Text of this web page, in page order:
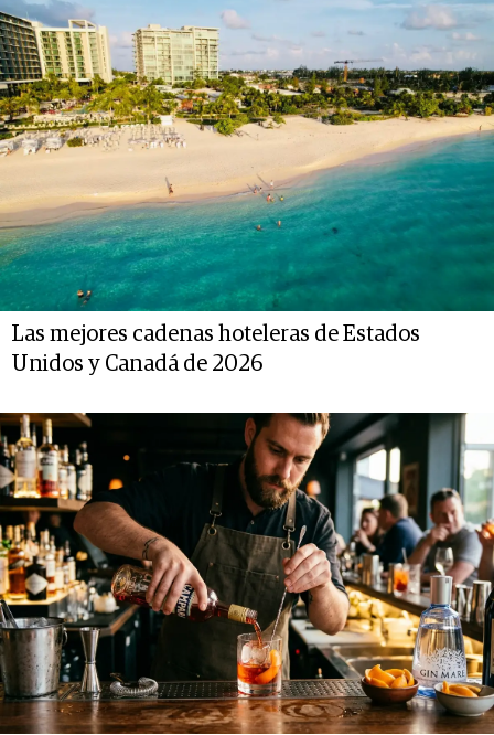
Las mejores cadenas hoteleras de Estados
Unidos y Canadá de 2026